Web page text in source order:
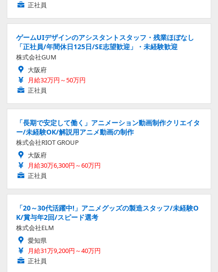
正社員
ゲームUIデザインのアシスタントスタッフ・残業ほぼなし
「正社員/年間休日125日/SE志望歓迎」・未経験歓迎
株式会社GUM
大阪府
月給32万円～50万円
正社員
「長期で安定して働く」アニメーション動画制作クリエイタ
ー/未経験OK/解説用アニメ動画の制作
株式会社RIOT GROUP
大阪府
月給30万6,300円～60万円
正社員
「20～30代活躍中!」アニメグッズの製造スタッフ/未経験O
K/賞与年2回/スピード選考
株式会社ELM
愛知県
月給31万9,200円～40万円
正社員